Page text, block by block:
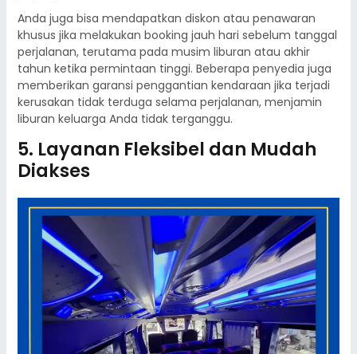
Anda juga bisa mendapatkan diskon atau penawaran
khusus jika melakukan booking jauh hari sebelum tanggal
perjalanan, terutama pada musim liburan atau akhir
tahun ketika permintaan tinggi. Beberapa penyedia juga
memberikan garansi penggantian kendaraan jika terjadi
kerusakan tidak terduga selama perjalanan, menjamin
liburan keluarga Anda tidak terganggu.
5. Layanan Fleksibel dan Mudah
Diakses